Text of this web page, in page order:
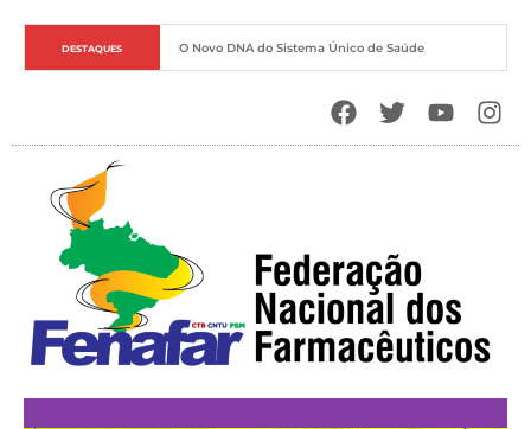
DESTAQUES O Novo DNA do Sistema Único de Saúde